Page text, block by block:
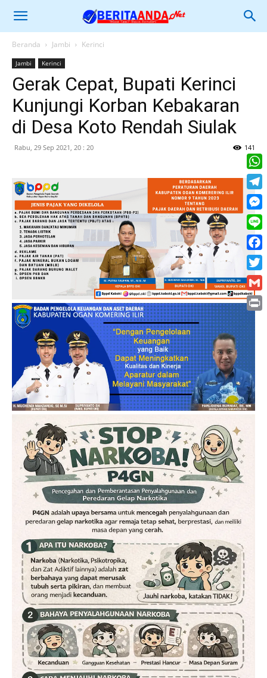
Beranda Jambi Kerinci
Jambi Kerinci
Gerak Cepat, Bupati Kerinci
Kunjungi Korban Kebakaran
di Desa Koto Rendah Siulak
Rabu, 29 Sep 2021, 20 : 20 141
Line
Print